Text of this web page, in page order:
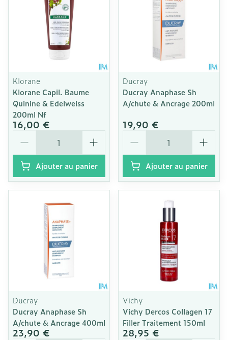
Klorane
Klorane Capil. Baume
Quinine & Edelweiss
200ml Nf
16,00 €
Ajouter au panier
Ducray
Ducray Anaphase Sh
A/chute & Ancrage 200ml
19,90 €
Ajouter au panier
Ducray
Ducray Anaphase Sh
A/chute & Ancrage 400ml
23,90 €
Vichy
Vichy Dercos Collagen 17
Filler Traitement 150ml
28,95 €